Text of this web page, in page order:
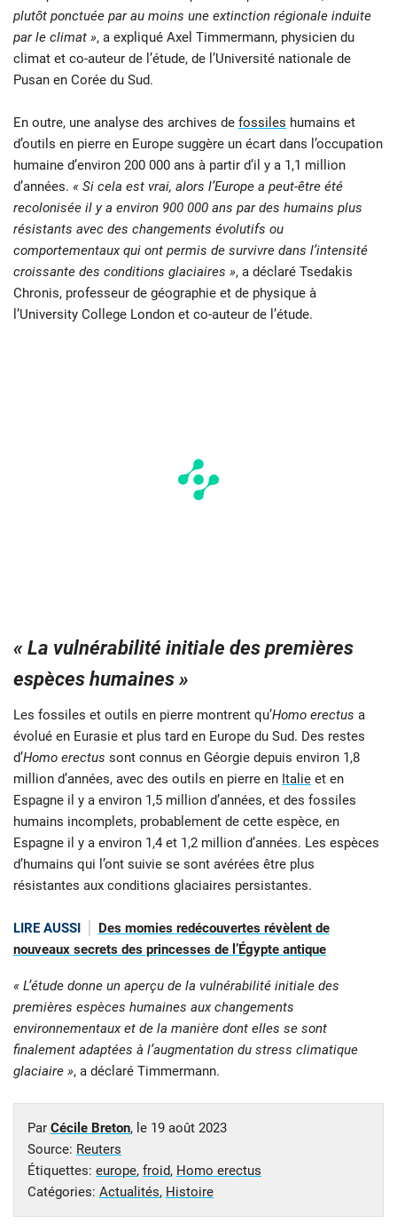
plutôt ponctuée par au moins une extinction régionale induite
par le climat », a expliqué Axel Timmermann, physicien du
climat et co-auteur de l’étude, de l’Université nationale de
Pusan ​​en Corée du Sud.
En outre, une analyse des archives de fossiles humains et
d’outils en pierre en Europe suggère un écart dans l’occupation
humaine d’environ 200 000 ans à partir d’il y a 1,1 million
d’années. « Si cela est vrai, alors l’Europe a peut-être été
recolonisée il y a environ 900 000 ans par des humains plus
résistants avec des changements évolutifs ou
comportementaux qui ont permis de survivre dans l’intensité
croissante des conditions glaciaires », a déclaré Tsedakis
Chronis, professeur de géographie et de physique à
l’University College London et co-auteur de l’étude.
« La vulnérabilité initiale des premières
espèces humaines »
Les fossiles et outils en pierre montrent qu’Homo erectus a
évolué en Eurasie et plus tard en Europe du Sud. Des restes
d’Homo erectus sont connus en Géorgie depuis environ 1,8
million d’années, avec des outils en pierre en Italie et en
Espagne il y a environ 1,5 million d’années, et des fossiles
humains incomplets, probablement de cette espèce, en
Espagne il y a environ 1,4 et 1,2 million d’années. Les espèces
d’humains qui l’ont suivie se sont avérées être plus
résistantes aux conditions glaciaires persistantes.
LIRE AUSSI
Des momies redécouvertes révèlent de
nouveaux secrets des princesses de l’Égypte antique
« L’étude donne un aperçu de la vulnérabilité initiale des
premières espèces humaines aux changements
environnementaux et de la manière dont elles se sont
finalement adaptées à l’augmentation du stress climatique
glaciaire », a déclaré Timmermann.
Par Cécile Breton, le 19 août 2023
Source: Reuters
Étiquettes: europe, froid, Homo erectus
Catégories: Actualités, Histoire